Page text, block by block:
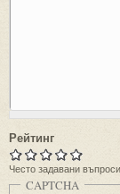
Рейтинг
Често задавани
CAPTCHA